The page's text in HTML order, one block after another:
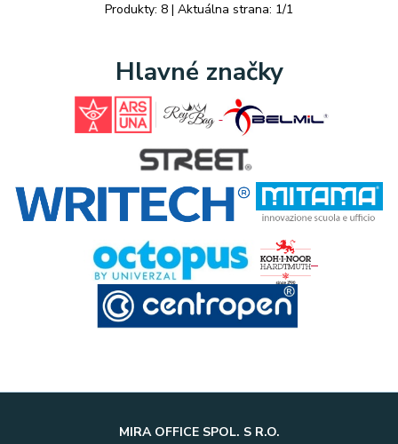
Produkty: 8 | Aktuálna strana: 1/1
Hlavné značky
MIRA OFFICE SPOL. S R.O.